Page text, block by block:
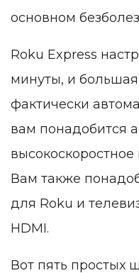
основном
Roku Express
минуты, и большая
фактически
вам понадобится
Вам также
для Roku и
HDMI.
Вот пять простых